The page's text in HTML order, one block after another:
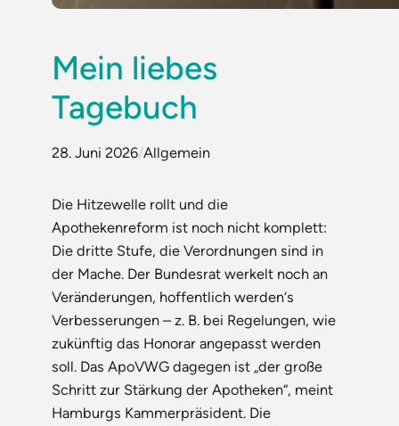
Mein liebes
Tagebuch
28. Juni 2026/Allgemein
Die Hitzewelle rollt und die
Apothekenreform ist noch nicht komplett:
Die dritte Stufe, die Verordnungen sind in
der Mache. Der Bundesrat werkelt noch an
Veränderungen, hoffentlich werden‘s
Verbesserungen – z. B. bei Regelungen, wie
zukünftig das Honorar angepasst werden
soll. Das ApoVWG dagegen ist „der große
Schritt zur Stärkung der Apotheken“, meint
Hamburgs Kammerpräsident. Die